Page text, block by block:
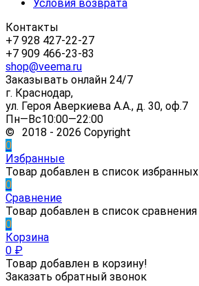
Условия возврата
Контакты
+7 928 427-22-27
+7 909 466-23-83
shop@veema.ru
Заказывать онлайн 24/7
г. Краснодар,
ул. Героя Аверкиева А.А., д. 30, оф.7
Пн—Вс10:00—22:00
© 2018 - 2026 Copyright
0
Избранные
Товар добавлен в список избранных
0
Сравнение
Товар добавлен в список сравнения
0
Корзина
0 ₽
Товар добавлен в корзину!
Заказать обратный звонок